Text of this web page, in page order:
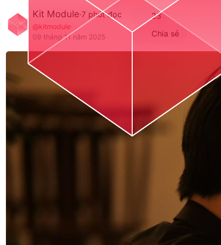
Kit Module·7 phút đọc
@kitmodule·
09 tháng 11 năm 2025
23
Chia sẻ